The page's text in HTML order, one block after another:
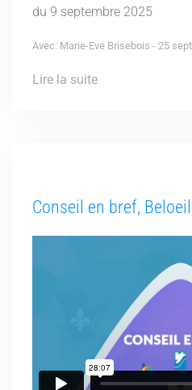
du 9 septembre 2025
Avec: Marie-Eve Brisebois - 25
Lire la suite
Conseil en bref,